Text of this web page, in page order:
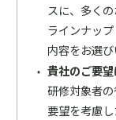
スに、多く
ラインナッ
内容をお選び
貴社のご要望
研修対象者
要望を考慮